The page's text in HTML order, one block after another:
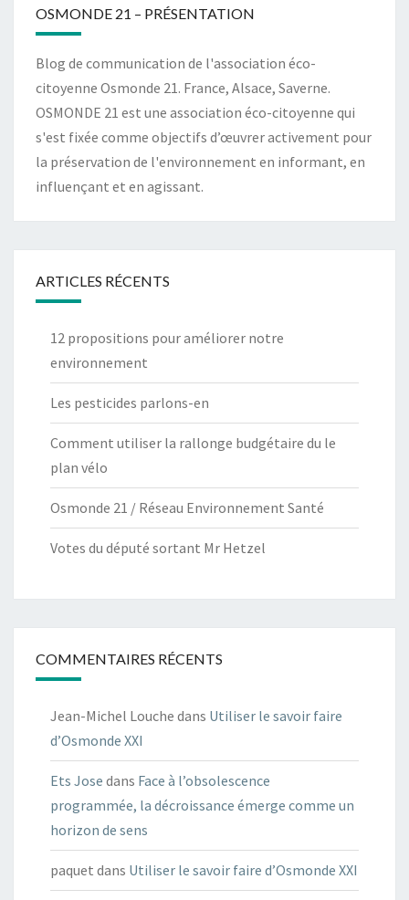
OSMONDE 21 – PRÉSENTATION
Blog de communication de l'association éco-
citoyenne Osmonde 21. France, Alsace, Saverne.
OSMONDE 21 est une association éco-citoyenne qui
s'est fixée comme objectifs d’œuvrer activement pour
la préservation de l'environnement en informant, en
influençant et en agissant.
ARTICLES RÉCENTS
12 propositions pour améliorer notre
environnement
Les pesticides parlons-en
Comment utiliser la rallonge budgétaire du le
plan vélo
Osmonde 21 / Réseau Environnement Santé
Votes du député sortant Mr Hetzel
COMMENTAIRES RÉCENTS
Jean-Michel Louche dans Utiliser le savoir faire
d’Osmonde XXI
Ets Jose dans Face à l’obsolescence
programmée, la décroissance émerge comme un
horizon de sens
paquet dans Utiliser le savoir faire d’Osmonde XXI